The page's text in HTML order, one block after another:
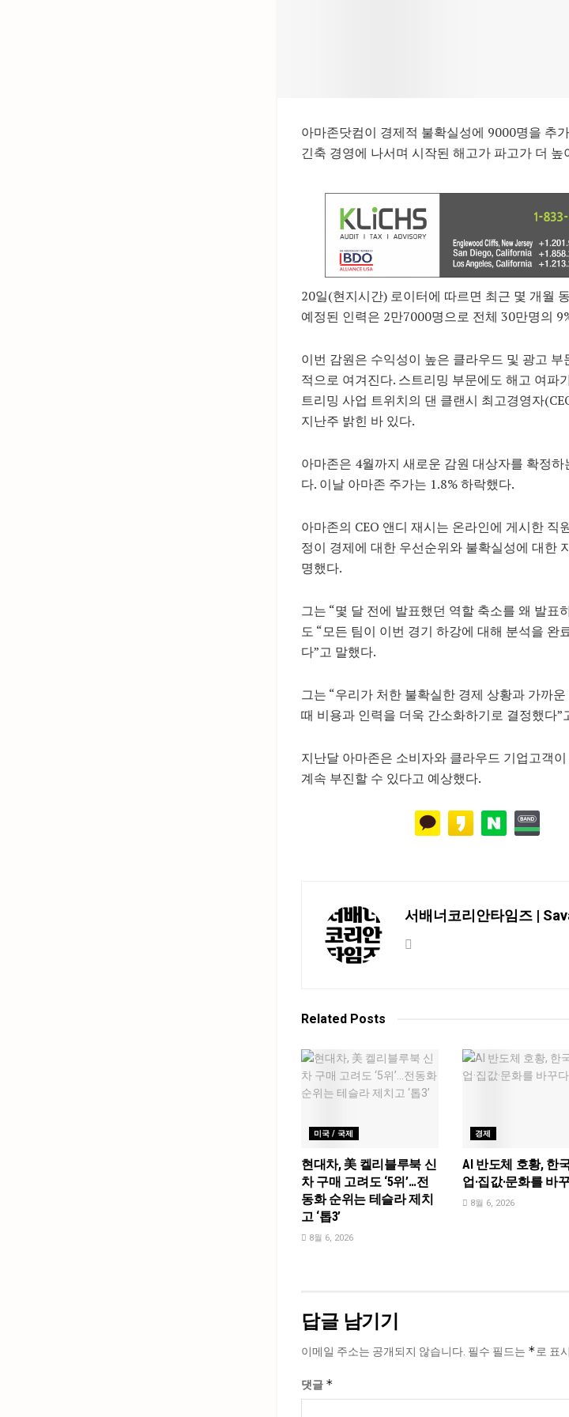
아마존닷컴이 경제적 불확실성에 9000명을 추
긴축 경영에 나서며 시작된 해고가 파고가 더 높
20일(현지시간) 로이터에 따르면 최근 몇 개월
예정된 인력은 2만7000명으로 전체 30만명의
이번 감원은 수익성이 높은 클라우드 및 광고
적으로 여겨진다. 스트리밍 부문에도 해고 여파
트리밍 사업 트위치의 댄 클랜시 최고경영자
지난주 밝힌 바 있다.
아마존은 4월까지 새로운 감원 대상자를 확정
다. 이날 아마존 주가는 1.8% 하락했다.
아마존의 CEO 앤디 재시는 온라인에 게시한 직
정이 경제에 대한 우선순위와 불확실성에 대한
명했다.
그는 “몇 달 전에 발표했던 역할 축소를 왜 발표
도 “모든 팀이 이번 경기 하강에 대해 분석을 완
다”고 말했다.
그는 “우리가 처한 불확실한 경제 상황과 가까
때 비용과 인력을 더욱 간소화하기로 결정했다”
지난달 아마존은 소비자와 클라우드 기업고객
계속 부진할 수 있다고 예상했다.
서배너코리안타임즈 |
Related Posts
미국 / 국제
현대차, 美 켈리블루북 신
차 구매 고려도 ‘5위’…전
동화 순위는 테슬라 제치
고 ‘톱3’
8월 6, 2026
경제
AI 반도체 호황, 한
업·집값·문화를 바
8월 6, 2026
답글 남기기
이메일 주소는 공개되지 않습니다. 필수 필드는 *로 표
댓글 *